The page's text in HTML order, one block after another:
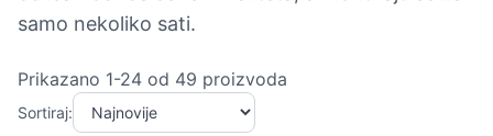
samo nekoliko sati.
Prikazano 1-24 od 49 proizvoda
Sortiraj: